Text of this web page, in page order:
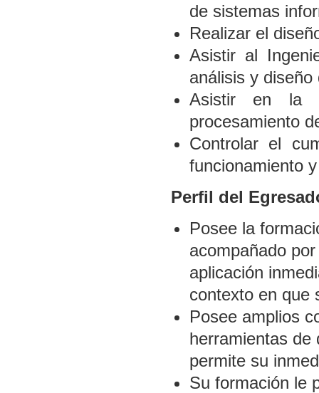
de sistemas
Realizar el
Asistir al
análisis y
Asistir en la
procesamiento
Controlar el
funcionamiento
Perfil del
Posee la
acompañado
aplicación
contexto en que
Posee amplios
herramientas de
permite su
Su formación le